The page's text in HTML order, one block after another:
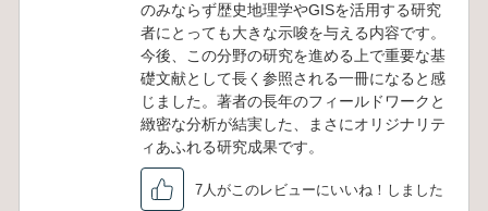
のみならず歴史地理学やGISを活用する研究
者にとっても大きな示唆を与える内容です。
今後、この分野の研究を進める上で重要な基
礎文献として長く参照される一冊になると感
じました。著者の長年のフィールドワークと
緻密な分析が結実した、まさにオリジナリテ
ィあふれる研究成果です。
7人がこのレビューにいいね！しました